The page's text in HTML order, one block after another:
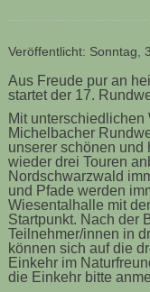
Veröffentlicht: Sonntag,
Aus Freude pur an
startet der 17.
Mit unterschiedlichen
Michelbacher
unserer schönen
wieder drei Touren
Nordschwarzwald
und Pfade werden
Wiesentalhalle mit
Startpunkt. Nach der
Teilnehmer/innen in
können sich auf die
Einkehr im
die Einkehr bitte